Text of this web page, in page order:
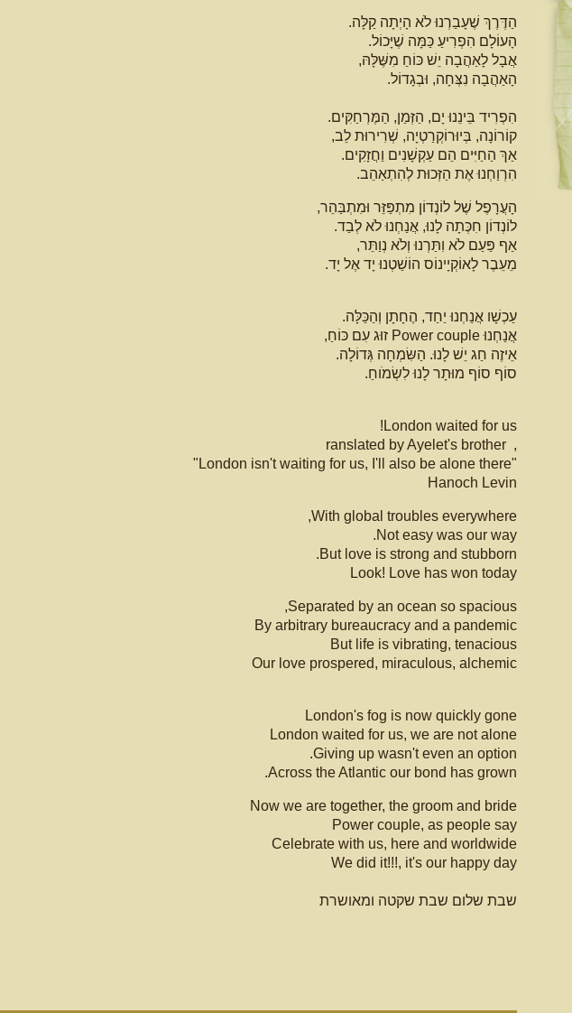
הַדֶּרֶךְ שֶׁעָבַרְנוּ לֹא הָיְתָה קַלָּה.
הָעוֹלָם הִפְרִיעַ כַּמָּה שֶׁיָּכוֹל.
אֲבָל לָאַהֲבָה יֵשׁ כּוֹחַ מִשֶּׁלָּהּ,
הָאַהֲבָה נִצְּחָה, וּבְגָדוֹל.
הִפְרִיד בֵּינֵנוּ יָם, הַזְּמַן, הַמֶּרְחַקִּים.
קוֹרוֹנָה, בְּיוּרוֹקְרַטְיָה, שְׁרִירוּת לֵב,
אַךְ הַחַיִּים הֵם עַקְשָׁנִים וַחֲזָקִים.
הִרְוַחְנוּ אֶת הַזְּכוּת לְהִתְאַהֵב.
הָעֲרָפֶל שֶׁל לוֹנְדוֹן מִתְפַּזֵּר וּמִתְבַּהֵר,
לוֹנְדוֹן חִכְּתָה לָנוּ, אֲנַחְנוּ לֹא לְבַד.
אַף פַּעַם לֹא וִתַּרְנוּ וְלֹא נְוַתֵּר,
מֵעֵבֶר לָאוֹקְיָינוֹס הוֹשַׁטְנוּ יָד אֶל יָד.
עַכְשָׁו אֲנַחְנוּ יַחַד, הֶחָתָן וְהַכַּלָּה.
אֲנַחְנוּ Power couple זוּג עִם כּוֹחַ,
אֵיזֶה חַג יֵשׁ לָנוּ. הַשִּׂמְחָה גְּדוֹלָה.
סוֹף סוֹף מוּתָר לָנוּ לִשְׂמֹוחַ.
London waited for us!
, ranslated by Ayelet's brother
"London isn't waiting for us, I'll also be alone there"
Hanoch Levin
With global troubles everywhere,
Not easy was our way.
But love is strong and stubborn.
Look! Love has won today
Separated by an ocean so spacious,
By arbitrary bureaucracy and a pandemic
But life is vibrating, tenacious
Our love prospered, miraculous, alchemic
London's fog is now quickly gone
London waited for us, we are not alone
Giving up wasn't even an option.
Across the Atlantic our bond has grown.
Now we are together, the groom and bride
Power couple, as people say
Celebrate with us, here and worldwide
We did it!!!, it's our happy day
שבת שלום שבת שקטה ומאושרת